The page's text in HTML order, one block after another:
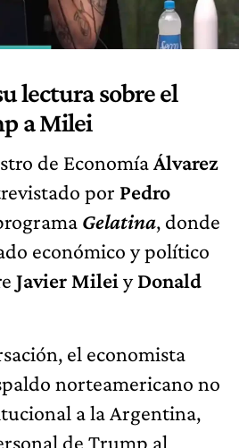
lectura sobre el
a Milei
de EconomíaÁlvarez
por Pedro
Gelatina, donde
económico y político
Javier Milei yDonald
el economista
norteamericano no
a la Argentina,
de Trump al